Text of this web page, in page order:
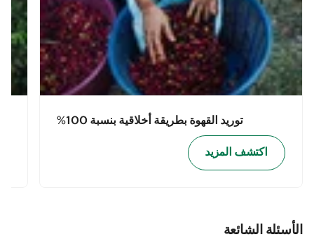
توريد القهوة بطريقة أخلاقية بنسبة 100%
اكتشف المزيد
الأسئلة الشائعة